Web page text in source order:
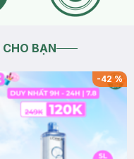
CHO BẠN
-42%